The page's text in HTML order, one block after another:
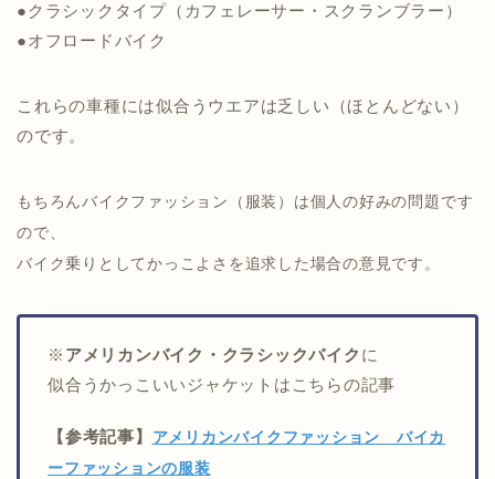
●クラシックタイプ（カフェレーサー・スクランブラー）
●オフロードバイク
これらの車種には似合うウエアは乏しい（ほとんどない）
のです。
もちろんバイクファッション（服装）は個人の好みの問題です
ので、
バイク乗りとしてかっこよさを追求した場合の意見です。
※ アメリカンバイク・クラシックバイク に
似合うかっこいいジャケットはこちらの記事
【参考記事】
アメリカンバイクファッション バイカ
ーファッションの服装